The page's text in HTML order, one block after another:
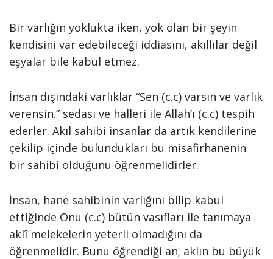
Bir varlığın yoklukta iken, yok olan bir şeyin
kendisini var edebileceği iddiasını, akıllılar değil
eşyalar bile kabul etmez.
İnsan dışındaki varlıklar “Sen (c.c) varsın ve varlık
verensin.” sedası ve halleri ile Allah’ı (c.c) tespih
ederler. Akıl sahibi insanlar da artık kendilerine
çekilip içinde bulundukları bu misafirhanenin
bir sahibi olduğunu öğrenmelidirler.
İnsan, hane sahibinin varlığını bilip kabul
ettiğinde Onu (c.c) bütün vasıfları ile tanımaya
aklî melekelerin yeterli olmadığını da
öğrenmelidir. Bunu öğrendiği an; aklın bu büyük